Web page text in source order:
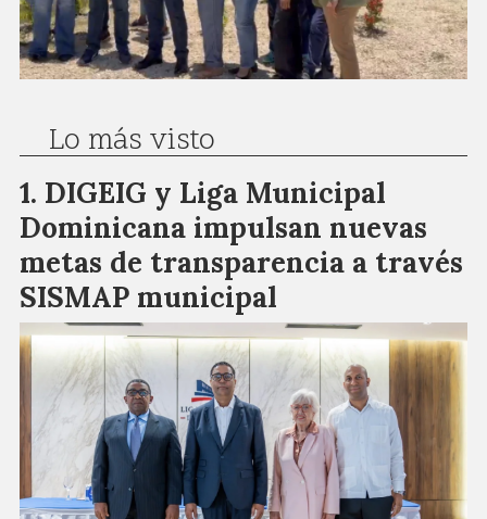
Lo más visto
DIGEIG y Liga Municipal
Dominicana impulsan nuevas
metas de transparencia a través
SISMAP municipal